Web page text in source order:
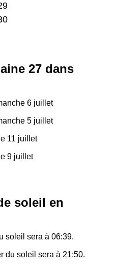
27 dans
6 juillet
5 juillet
11 juillet
9 juillet
soleil en
soleil sera à 06:39.
du soleil sera à 21:50.